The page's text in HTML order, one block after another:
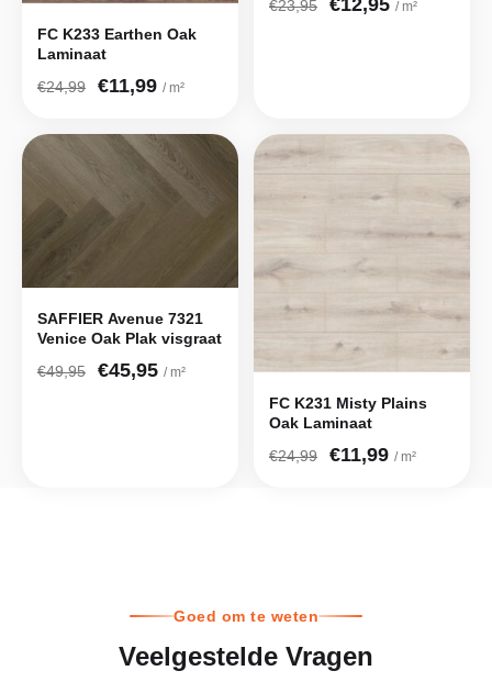
FC K233 Earthen Oak
Laminaat
€24,99
€11,99 / m²
€23,95
/ m²
SAFFIER Avenue 7321
Venice Oak Plak visgraat
€49,95
€45,95 / m²
FC K231 Misty Plains
Oak Laminaat
€24,99
€11,99 / m²
Goed om te weten
Veelgestelde Vragen